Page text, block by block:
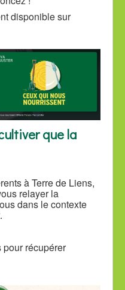
disponible sur
que la
à Terre de Liens,
relayer la
dans le contexte
pour récupérer